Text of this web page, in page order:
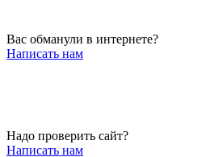
Вас обманули в интернете?
Написать нам
Надо проверить сайт?
Написать нам